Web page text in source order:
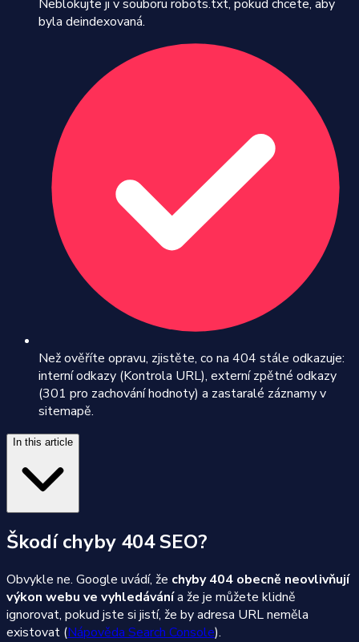
Neblokujte ji v souboru robots.txt, pokud chcete, aby
byla deindexovaná.
Než ověříte opravu, zjistěte, co na 404 stále odkazuje:
interní odkazy (Kontrola URL), externí zpětné odkazy
(301 pro zachování hodnoty) a zastaralé záznamy v
sitemapě.
In this article
Škodí chyby 404 SEO?
Obvykle ne. Google uvádí, že chyby 404 obecně neovlivňují
výkon webu ve vyhledávánía že je můžete klidně
ignorovat, pokud jste si jistí, že by adresa URL neměla
existovat (Nápověda Search Console).